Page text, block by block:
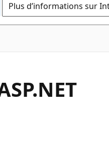
Plus d’informations sur